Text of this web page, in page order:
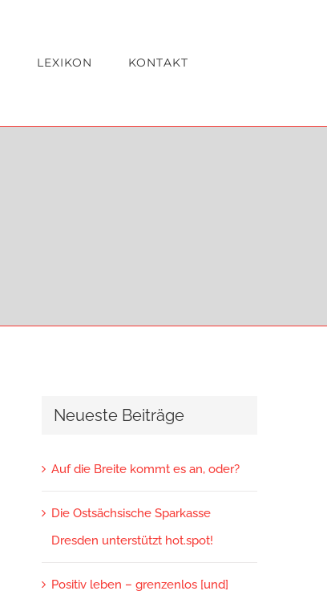
LEXIKON KONTAKT
Neueste Beiträge
Auf die Breite kommt es an, oder?
Die Ostsächsische Sparkasse
Dresden unterstützt hot.spot!
Positiv leben – grenzenlos [und]